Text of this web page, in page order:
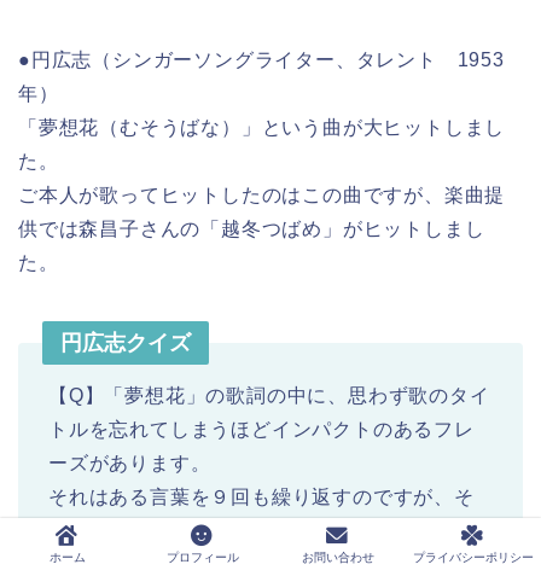
●円広志（シンガーソングライター、タレント 1953
年）
「夢想花（むそうばな）」という曲が大ヒットしまし
た。
ご本人が歌ってヒットしたのはこの曲ですが、楽曲提
供では森昌子さんの「越冬つばめ」がヒットしまし
た。
円広志クイズ
【Q】「夢想花」の歌詞の中に、思わず歌のタイ
トルを忘れてしまうほどインパクトのあるフレ
ーズがあります。
それはある言葉を９回も繰り返すのですが、そ
の言葉は何でしょうか？
A とんで
ホーム プロフィール お問い合わせ プライバシーポリシー